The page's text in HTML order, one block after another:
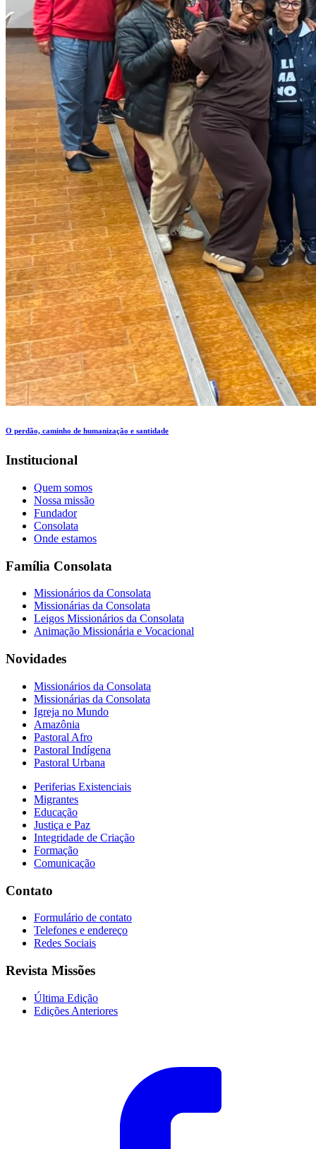
O perdão, caminho de humanização e santidade
Institucional
Quem somos
Nossa missão
Fundador
Consolata
Onde estamos
Família Consolata
Missionários da Consolata
Missionárias da Consolata
Leigos Missionários da Consolata
Animação Missionária e Vocacional
Novidades
Missionários da Consolata
Missionárias da Consolata
Igreja no Mundo
Amazônia
Pastoral Afro
Pastoral Indígena
Pastoral Urbana
Periferias Existenciais
Migrantes
Educação
Justiça e Paz
Integridade de Criação
Formação
Comunicação
Contato
Formulário de contato
Telefones e endereço
Redes Sociais
Revista Missões
Última Edição
Edições Anteriores